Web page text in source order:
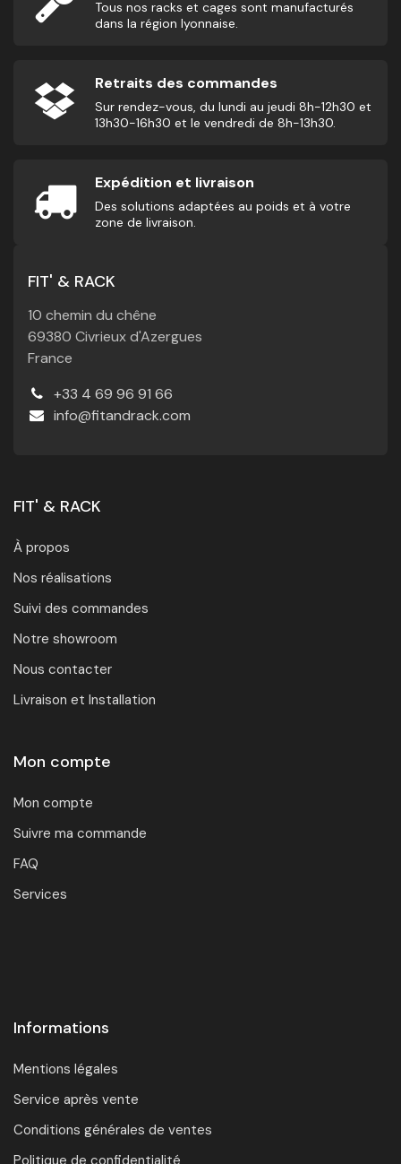
Tous nos racks et cages sont manufacturés
dans la région lyonnaise.
Retraits des commandes
Sur rendez-vous, du lundi au jeudi 8h-12h30 et
13h30-16h30 et le vendredi de 8h-13h30.
Expédition et livraison
Des solutions adaptées au poids et à votre
zone de livraison.
FIT' & RACK
10 chemin du chêne
69380 Civrieux d'Azergues
France
+33 4 69 96 91 66
info@fitandrack.com
FIT' & RACK
À propos
Nos réalisations
Suivi des commandes
Notre showroom
Nous contacter
Livraison et Installation
Mon compte
Mon compte
Suivre ma commande
FAQ
Services
Informations
Mentions légales
Service après vente
Conditions générales de ventes